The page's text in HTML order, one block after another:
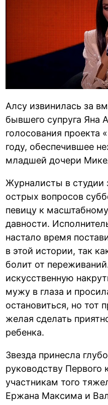
Алсу извинилась за
бывшего супруга Яна
голосования проекта
году, обеспечившее
младшей дочери
Журналисты в студии
острых вопросов
певицу к
давности.
настало время
в этой истории, так
болит от
искусственную
мужу в глаза и
остановиться, но тот
желая сделать
ребенка.
Звезда принесла
руководству Первого
участникам того
Ержана Максима и